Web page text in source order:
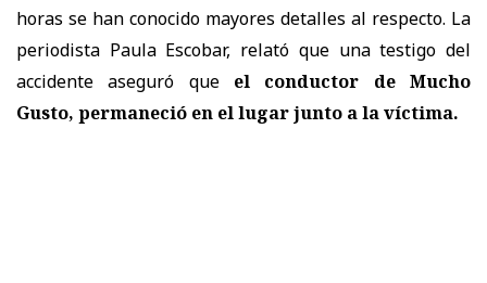
horas se han conocido mayores detalles al respecto. La
periodista Paula Escobar, relató que una testigo del
accidente aseguró que el conductor de Mucho
Gusto, permaneció en el lugar junto a la víctima.